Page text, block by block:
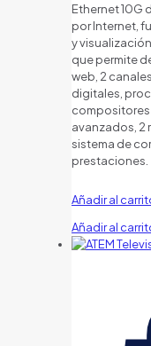
Ethernet 10G
por Internet,
y
que permite
web, 2
digitales,
avanzados, 2
sistema de
prestaciones.
Añadir al
Añadir al